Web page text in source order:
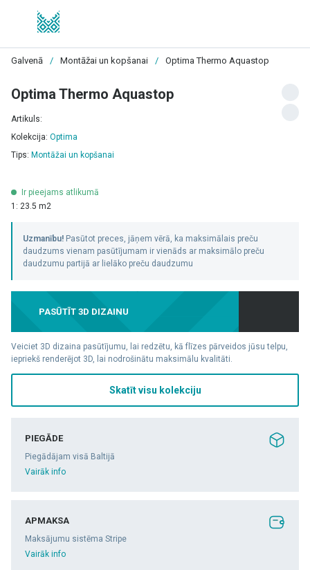
Galvenā / Montāžai un kopšanai / Optima Thermo Aquastop
Optima Thermo Aquastop
Artikuls:
Kolekcija: Optima
Tips: Montāžai un kopšanai
Ir pieejams atlikumā
1: 23.5 m2
Uzmanību! Pasūtot preces, jāņem vērā, ka maksimālais preču
daudzums vienam pasūtījumam ir vienāds ar maksimālo preču
daudzumu partijā ar lielāko preču daudzumu
PASŪTĪT 3D DIZAINU
Veiciet 3D dizaina pasūtījumu, lai redzētu, kā flīzes pārveidos jūsu telpu,
iepriekš renderējot 3D, lai nodrošinātu maksimālu kvalitāti.
Skatīt visu kolekciju
PIEGĀDE
Piegādājam visā Baltijā
Vairāk info
APMAKSA
Maksājumu sistēma Stripe
Vairāk info